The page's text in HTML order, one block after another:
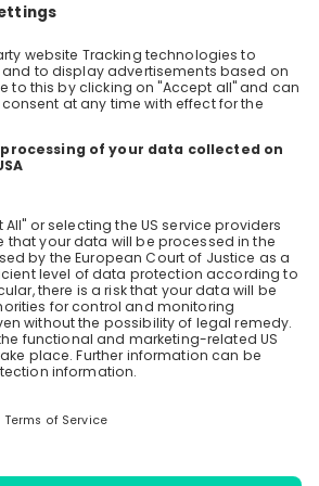
Unternehmertum,
sich in unserem
good company" wieder.
to-date. Always.
an account to receive
invitations to career live
and job openings